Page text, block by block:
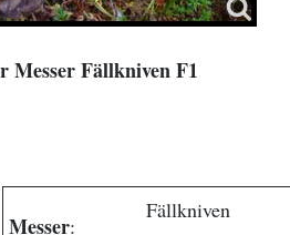
Messer Fällkniven F1
Messer:
Fällkniven